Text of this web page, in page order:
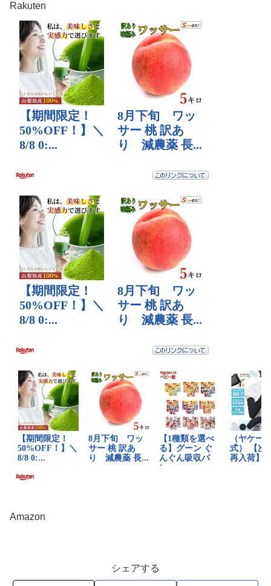
Rakuten
Amazon
シェアする